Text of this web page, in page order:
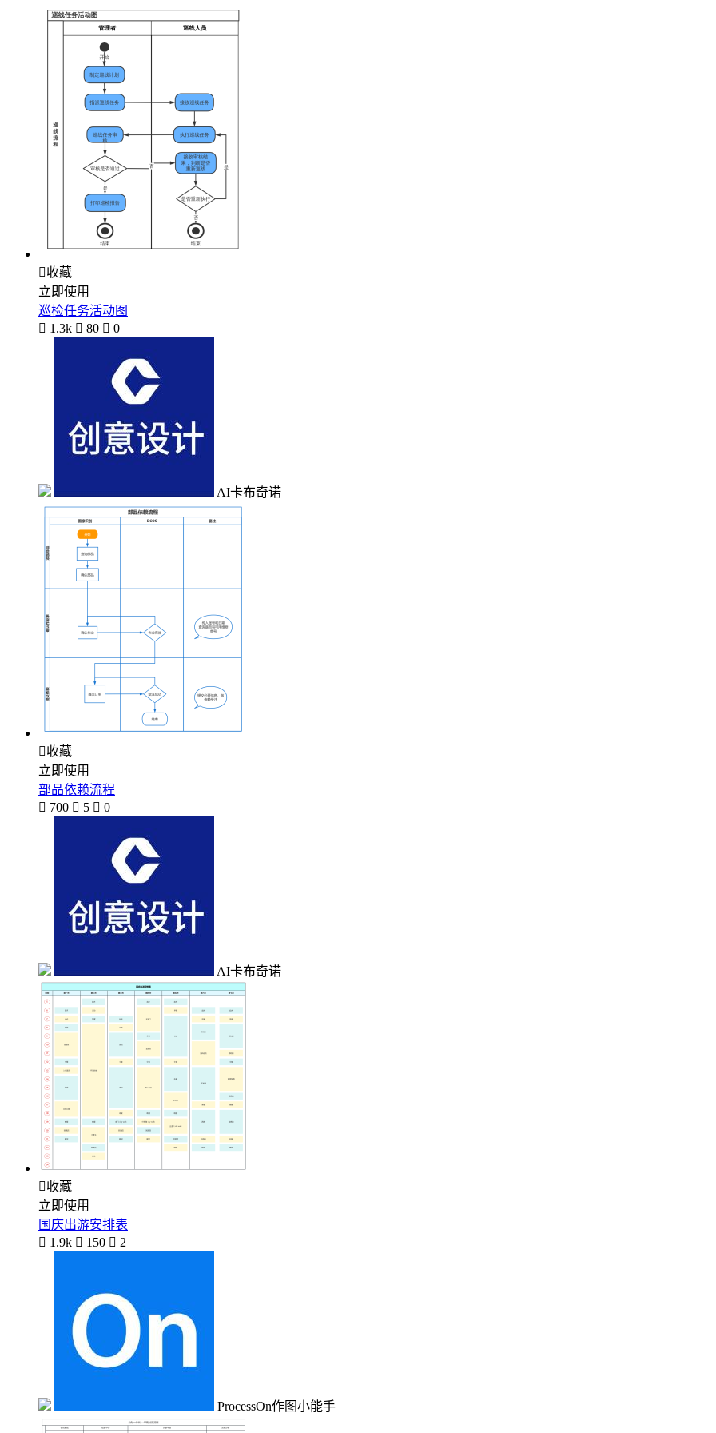
收藏
立即使用
巡检任务活动图
 1.3k  80  0
AI卡布奇诺
收藏
立即使用
部品依赖流程
 700  5  0
AI卡布奇诺
收藏
立即使用
国庆出游安排表
 1.9k  150  2
ProcessOn作图小能手